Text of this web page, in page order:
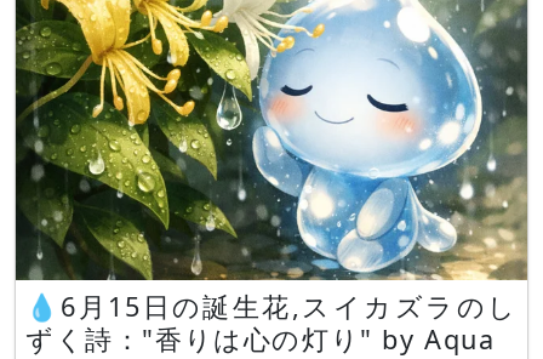
💧6月15日の誕生花,スイカズラのし
ずく詩："香りは心の灯り" by Aqua